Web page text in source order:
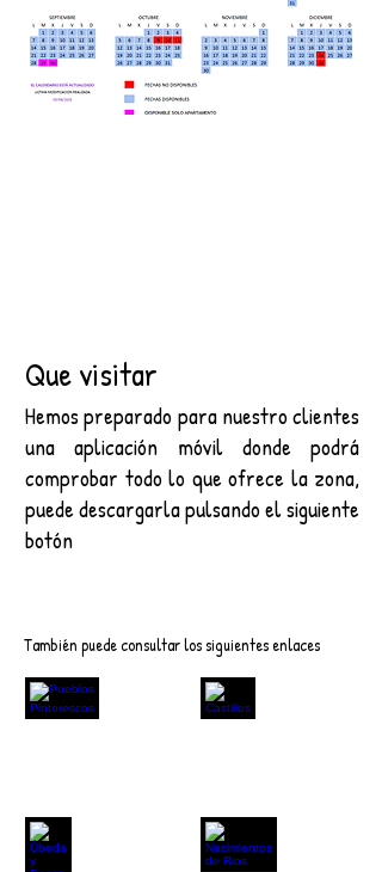
Que visitar
Hemos preparado para nuestro clientes
una aplicación móvil donde podrá
comprobar todo lo que ofrece la zona,
puede descargarla pulsando el siguiente
botón
También puede consultar los siguientes enlaces